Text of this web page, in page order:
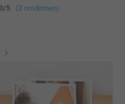
/5 (3 omdömen)